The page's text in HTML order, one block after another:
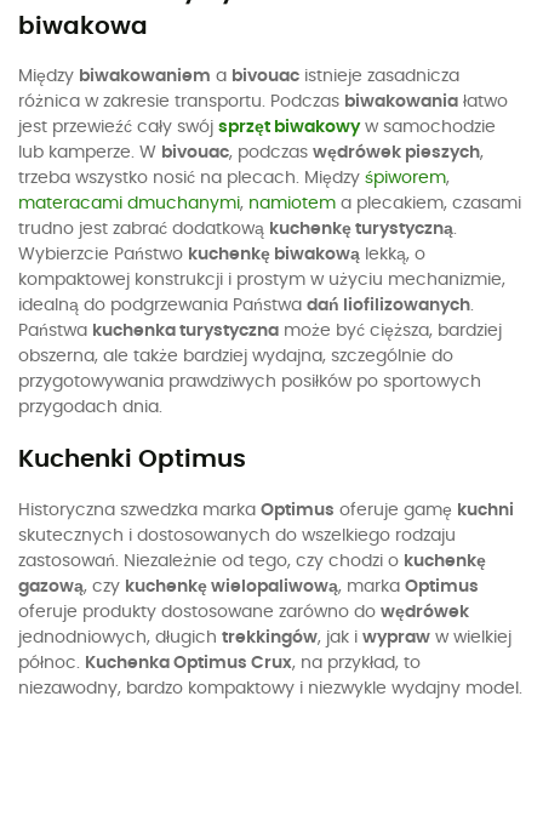
biwakowa
Między biwakowaniem a bivouac istnieje zasadnicza
różnica w zakresie transportu. Podczas biwakowania łatwo
jest przewieźć cały swój sprzęt biwakowyw samochodzie
lub kamperze. W bivouac, podczas wędrówek pieszych,
trzeba wszystko nosić na plecach. Między śpiworem,
materacami dmuchanymi, namiotem a plecakiem, czasami
trudno jest zabrać dodatkową kuchenkę turystyczną.
Wybierzcie Państwo kuchenkę biwakową lekką, o
kompaktowej konstrukcji i prostym w użyciu mechanizmie,
idealną do podgrzewania Państwa dań liofilizowanych.
Państwa kuchenka turystyczna może być cięższa, bardziej
obszerna, ale także bardziej wydajna, szczególnie do
przygotowywania prawdziwych posiłków po sportowych
przygodach dnia.
Kuchenki Optimus
Historyczna szwedzka marka Optimus oferuje gamę kuchni
skutecznych i dostosowanych do wszelkiego rodzaju
zastosowań. Niezależnie od tego, czy chodzi o kuchenkę
gazową, czy kuchenkę wielopaliwową, marka Optimus
oferuje produkty dostosowane zarówno do wędrówek
jednodniowych, długich trekkingów, jak i wypraw w wielkiej
północ.
Kuchenka Optimus Crux, na przykład, to
niezawodny, bardzo kompaktowy i niezwykle wydajny model.